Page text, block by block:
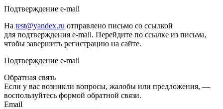
Подтверждение e-mail
На test@yandex.ru отправлено письмо со ссылкой
для подтверждения e-mail. Перейдите по ссылке из письма,
чтобы завершить регистрацию на сайте.
Подтверждение e-mail
Обратная связь
Если у вас возникли вопросы, жалобы или предложения, —
воспользуйтесь формой обратной связи.
Email